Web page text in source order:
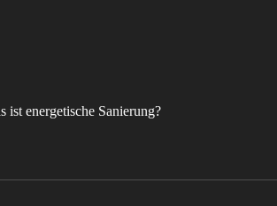
ist energetische Sanierung?